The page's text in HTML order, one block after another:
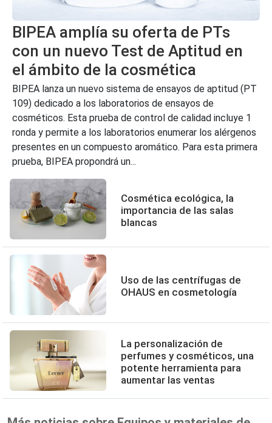
BIPEA amplía su oferta de PTs
con un nuevo Test de Aptitud en
el ámbito de la cosmética
BIPEA lanza un nuevo sistema de ensayos de aptitud (PT
109) dedicado a los laboratorios de ensayos de
cosméticos. Esta prueba de control de calidad incluye 1
ronda y permite a los laboratorios enumerar los alérgenos
presentes en un compuesto aromático. Para esta primera
prueba, BIPEA propondrá un...
Cosmética ecológica, la
importancia de las salas
blancas
Uso de las centrífugas de
OHAUS en cosmetología
La personalización de
perfumes y cosméticos, una
potente herramienta para
aumentar las ventas